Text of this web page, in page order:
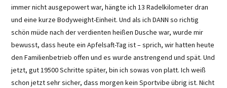
immer nicht ausgepowert war, hängte ich 13 Radelkilometer dran
und eine kurze Bodyweight-Einheit. Und als ich DANN so richtig
schön müde nach der verdienten heißen Dusche war, wurde mir
bewusst, dass heute ein Apfelsaft-Tag ist – sprich, wir hatten heute
den Familienbetrieb offen und es wurde anstrengend und spät. Und
jetzt, gut 19500 Schritte später, bin ich sowas von platt. Ich weiß
schon jetzt sehr sicher, dass morgen kein Sportvibe übrig ist. Nicht